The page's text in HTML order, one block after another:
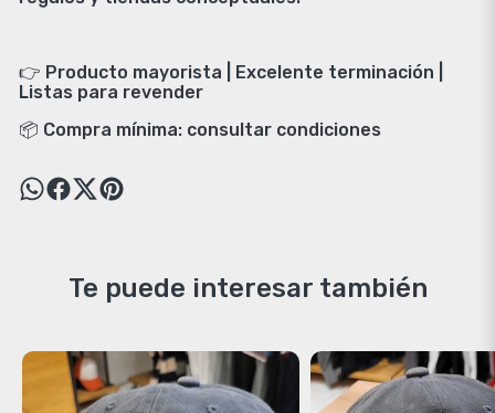
👉 Producto mayorista | Excelente terminación |
Listas para revender
📦 Compra mínima: consultar condiciones
Te puede interesar también